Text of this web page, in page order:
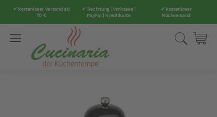
✔ kostenloser Versand ab
70 €
✔ Rechnung | Vorkasse |
PayPal | Kreditkarte
✔ kostenloser
Rückversand
Suche